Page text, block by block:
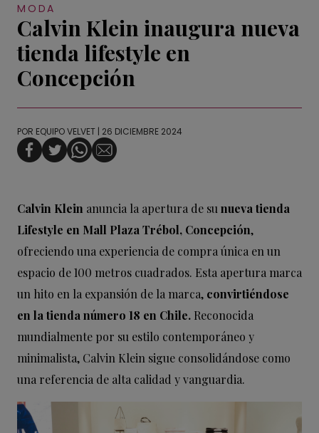
MODA
Calvin Klein inaugura nueva
tienda lifestyle en
Concepción
POR EQUIPO VELVET | 26 DICIEMBRE 2024
Calvin Klein anuncia la apertura de su nueva tienda
Lifestyle en Mall Plaza Trébol, Concepción,
ofreciendo una experiencia de compra única en un
espacio de 100 metros cuadrados. Esta apertura marca
un hito en la expansión de la marca, convirtiéndose
en la tienda número 18 en Chile. Reconocida
mundialmente por su estilo contemporáneo y
minimalista, Calvin Klein sigue consolidándose como
una referencia de alta calidad y vanguardia.